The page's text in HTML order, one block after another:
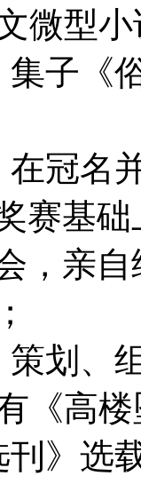
型小
子《俗
名并
赛基
，亲
、组
《高
》选